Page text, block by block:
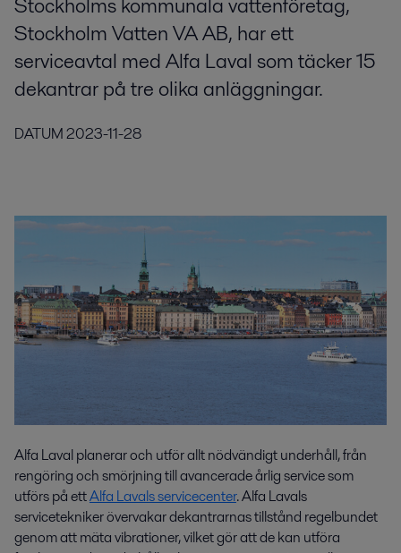
Stockholm Vatten VA AB, har ett
serviceavtal med Alfa Laval som täcker 15
dekantrar på tre olika anläggningar.
DATUM2023-11-28
Alfa Laval planerar och utför allt nödvändigt underhåll, från
rengöring och smörjning till avancerade årlig service som
utförs på ettAlfa Lavals servicecenter. Alfa Lavals
servicetekniker övervakar dekantrarnas tillstånd regelbundet
genom att mäta vibrationer, vilket gör att de kan utföra